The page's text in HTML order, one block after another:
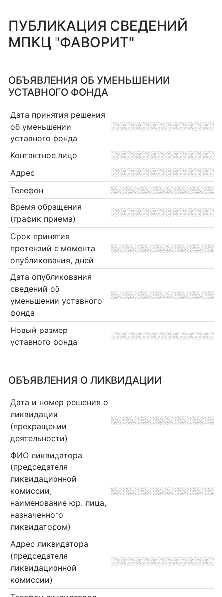
ПУБЛИКАЦИЯ СВЕДЕНИЙ
МПКЦ "ФАВОРИТ"
ОБЪЯВЛЕНИЯ ОБ УМЕНЬШЕНИИ
УСТАВНОГО ФОНДА
Дата принятия решения
об уменьшении
уставного фонда
Контактное лицо
Адрес
Телефон
Время обращения
(график приема)
Срок принятия
претензий с момента
опубликования, дней
Дата опубликования
сведений об
уменьшении уставного
фонда
Новый размер
уставного фонда
ОБЪЯВЛЕНИЯ О ЛИКВИДАЦИИ
Дата и номер решения о
ликвидации
(прекращении
деятельности)
ФИО ликвидатора
(председателя
ликвидационной
комиссии,
наименование юр. лица,
назначенного
ликвидатором)
Адрес ликвидатора
(председателя
ликвидационной
комиссии)